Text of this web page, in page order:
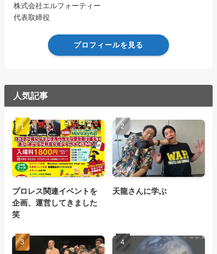
株式会社エルフォーティー
代表取締役
プロフィールを見る
人気記事
プロレス関連イベントを
企画、運営してきました
笑
天龍さんに学ぶ